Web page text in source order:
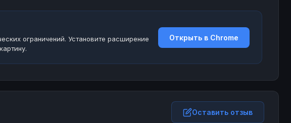
ограничений. Установите расширение
Открыть в Chrome
Оставить отзыв